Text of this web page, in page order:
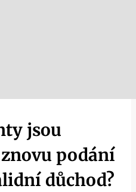
jsou
podání
důchod?